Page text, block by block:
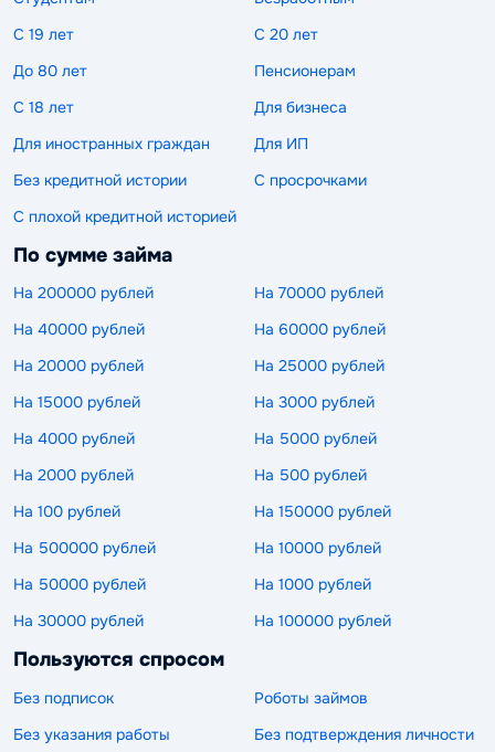
С 19 лет
С 20 лет
До 80 лет
Пенсионерам
С 18 лет
Для бизнеса
Для иностранных граждан
Для ИП
Без кредитной истории
С просрочками
С плохой кредитной историей
По сумме займа
На 200000 рублей
На 70000 рублей
На 40000 рублей
На 60000 рублей
На 20000 рублей
На 25000 рублей
На 15000 рублей
На 3000 рублей
На 4000 рублей
На 5000 рублей
На 2000 рублей
На 500 рублей
На 100 рублей
На 150000 рублей
На 500000 рублей
На 10000 рублей
На 50000 рублей
На 1000 рублей
На 30000 рублей
На 100000 рублей
Пользуются спросом
Без подписок
Роботы займов
Без указания работы
Без подтверждения личности